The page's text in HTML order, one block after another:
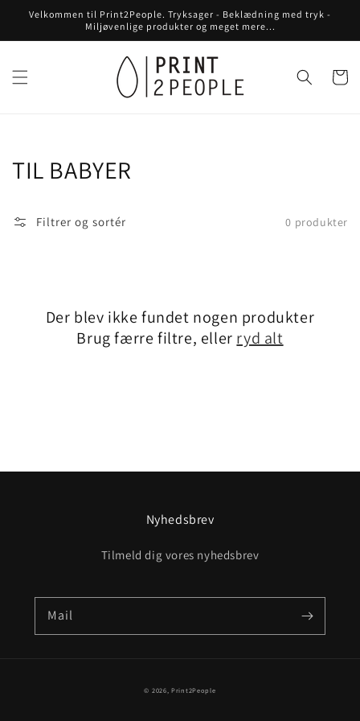
Gå til
Velkommen til Print2People. Tryksager - Beklædning med tryk -
Miljøvenlige produkter og meget mere...
Kollektion:
TIL BABYER
Filtrer og sortér 0 produkter
Der blev ikke fundet nogen produkter
Brug færre filtre, eller ryd alt
Nyhedsbrev
Tilmeld dig vores nyhedsbrev
Mail
© 2026,Print2People